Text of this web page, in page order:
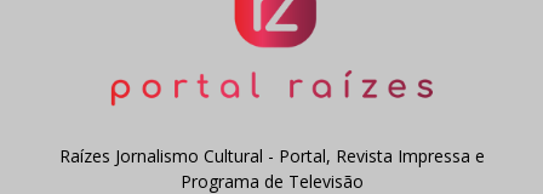
Raízes Jornalismo Cultural - Portal, Revista Impressa e
Programa de Televisão